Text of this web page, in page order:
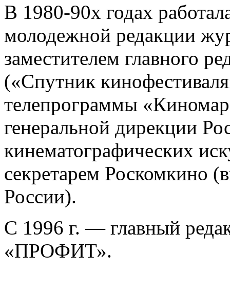
В 1980-90х годах
молодежной редакции
заместителем главного
(«Спутник
телепрограммы
генеральной дирекции
кинематографических
секретарем Роскомкино
России).
С 1996 г. — главный
«ПРОФИТ».